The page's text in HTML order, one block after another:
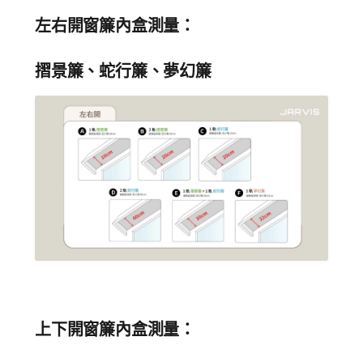
左右開窗簾內盒測量：
摺景簾、蛇行簾、夢幻簾
上下開窗簾內盒測量：